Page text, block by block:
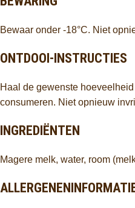
Bewaar onder -18°C. Niet
ONTDOOI-INSTRUCTIES
Haal de gewenste
consumeren. Niet opnieuw
INGREDIËNTEN
Magere melk, water, room